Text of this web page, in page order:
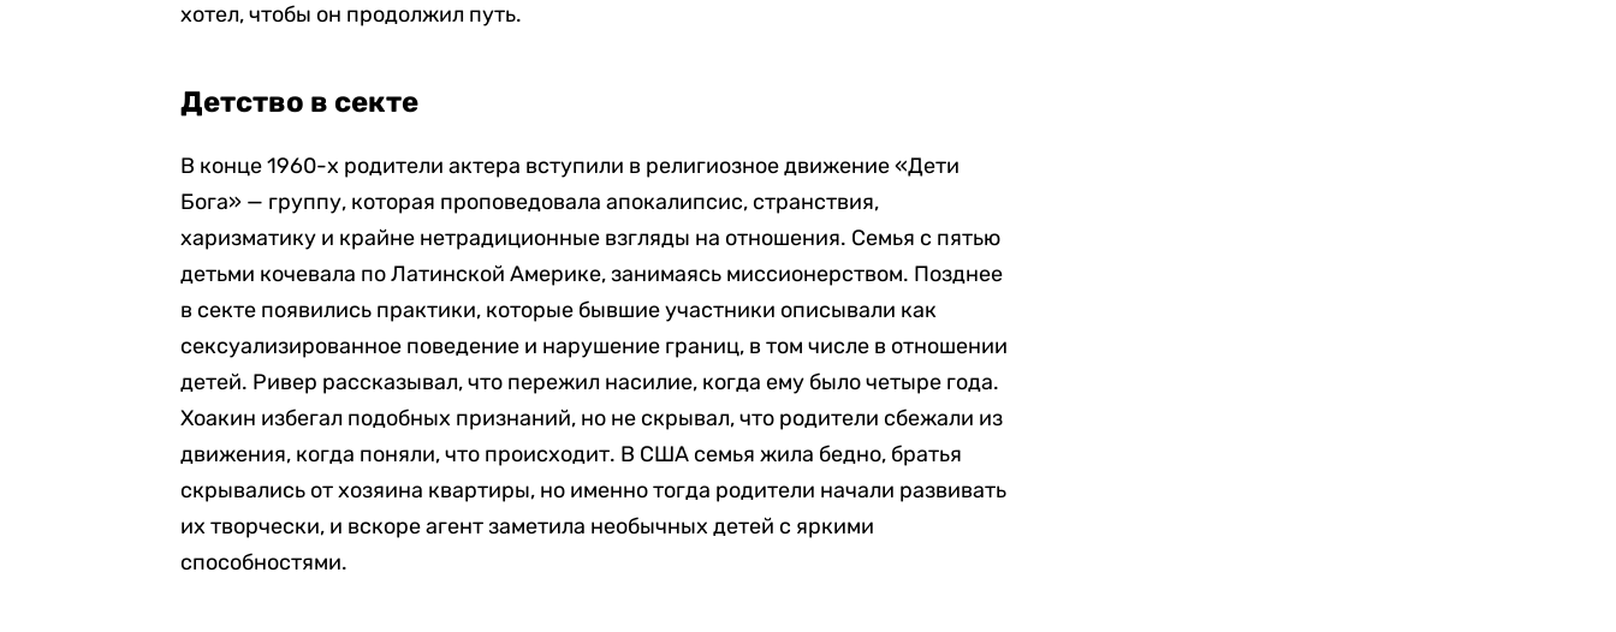
хотел, чтобы он продолжил путь.
Детство в секте
В конце 1960-х родители актера вступили в религиозное движение «Дети
Бога» — группу, которая проповедовала апокалипсис, странствия,
харизматику и крайне нетрадиционные взгляды на отношения. Семья с пятью
детьми кочевала по Латинской Америке, занимаясь миссионерством. Позднее
в секте появились практики, которые бывшие участники описывали как
сексуализированное поведение и нарушение границ, в том числе в отношении
детей. Ривер рассказывал, что пережил насилие, когда ему было четыре года.
Хоакин избегал подобных признаний, но не скрывал, что родители сбежали из
движения, когда поняли, что происходит. В США семья жила бедно, братья
скрывались от хозяина квартиры, но именно тогда родители начали развивать
их творчески, и вскоре агент заметила необычных детей с яркими
способностями.